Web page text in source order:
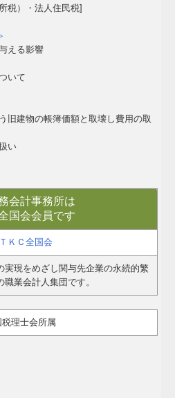
税）・法人住民税]
える影響
いて
旧建物の帳簿価額と取壊し費用の取
い
会計事務所は
国会会員です
実現をめざし関与先企業の永続的繁
業会計人集団です。
税理士会所属